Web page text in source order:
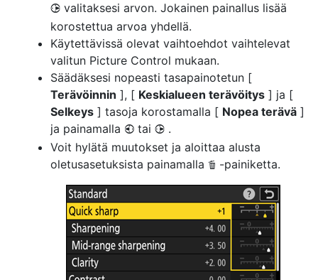
2 valitaksesi arvon. Jokainen painallus lisää
korostettua arvoa yhdellä.
Käytettävissä olevat vaihtoehdot vaihtelevat
valitun Picture Control mukaan.
Säädäksesi nopeasti tasapainotetun [
Terävöinnin ], [ Keskialueen terävöitys ] ja [
Selkeys ] tasoja korostamalla [ Nopea terävä ]
ja painamalla 4 tai 2 .
Voit hylätä muutokset ja aloittaa alusta
oletusasetuksista painamalla O -painiketta.